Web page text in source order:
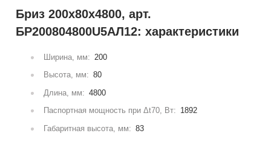
Бриз 200х80х4800, арт.
БР200804800U5АЛ12: характеристики
Ширина, мм: 200
Высота, мм: 80
Длина, мм: 4800
Паспортная мощность при Δt70, Вт: 1892
Габаритная высота, мм: 83